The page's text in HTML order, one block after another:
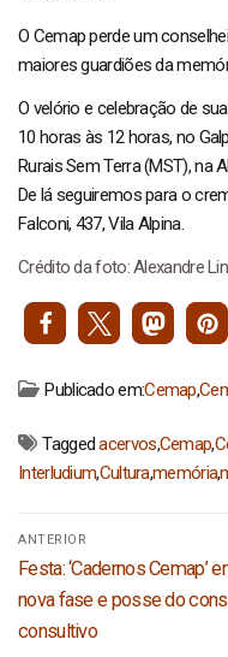
O Cemap perde um
maiores guardiões da
O velório e celebração de
10 horas às 12 horas, no
Rurais Sem Terra (MST), na
De lá seguiremos para o
Falconi, 437, Vila Alpina.
Crédito da foto: Alexandre
Publicado em:Cemap,
Taggedacervos,Cemap,
Interludium,Cultura,memória,
Navegação
de
Post
ANTERIOR
Post
anterior:
Festa: ‘Cadernos Cemap’
nova fase e posse do
consultivo